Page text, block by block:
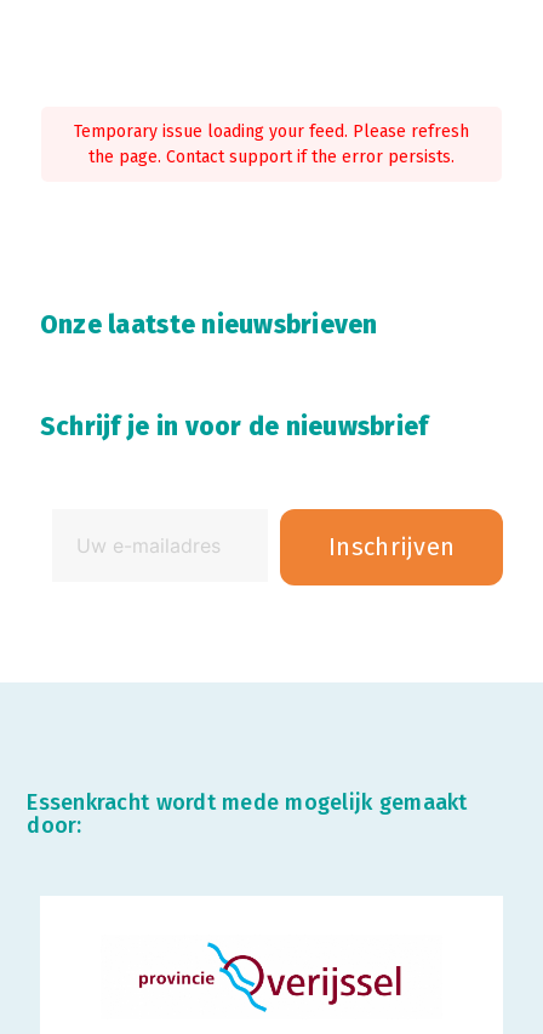
Temporary issue loading your feed. Please refresh
the page. Contact support if the error persists.
Onze laatste nieuwsbrieven
Schrijf je in voor de nieuwsbrief
Essenkracht wordt mede mogelijk gemaakt
door: